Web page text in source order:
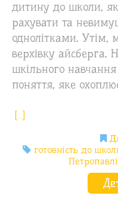
дитину до школи,
рахувати та
однолітками. Утім,
верхівку айсберга.
шкільного
поняття, яке
[…]
готовність до